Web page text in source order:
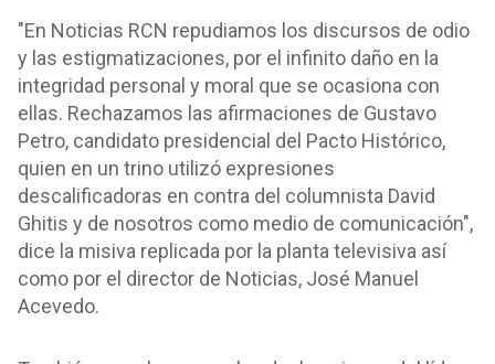
"En Noticias RCN repudiamos los discursos de odio
y las estigmatizaciones, por el infinito daño en la
integridad personal y moral que se ocasiona con
ellas. Rechazamos las afirmaciones de Gustavo
Petro, candidato presidencial del Pacto Histórico,
quien en un trino utilizó expresiones
descalificadoras en contra del columnista David
Ghitis y de nosotros como medio de comunicación",
dice la misiva replicada por la planta televisiva así
como por el director de Noticias, José Manuel
Acevedo.